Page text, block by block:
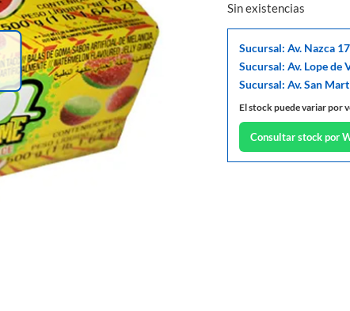
Sin existencias
Sucursal: Av. Nazca
Sucursal: Av. Lope de
Sucursal: Av. San
El stock puede variar por
Consultar stock por